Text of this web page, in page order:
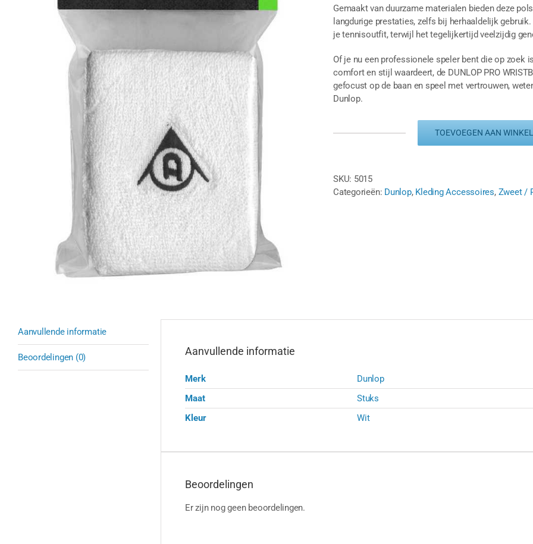
Gemaakt van duurzame materialen bieden deze
langdurige prestaties, zelfs bij herhaaldelijk
je tennisoutfit, terwijl het tegelijkertijd veelzijdig
Of je nu een professionele speler bent die op zoek
comfort en stijl waardeert, de DUNLOP PRO
gefocust op de baan en speel met vertrouwen,
Dunlop.
(2
STUKS)
TOEVOEGEN AAN
SKU: 5015
Categorieën: Dunlop, Kleding Accessoires, Zweet /
Aanvullende informatie
Beoordelingen (0) Aanvullende informatie
Merk
Dunlop
Maat
Stuks
Kleur
Wit
Beoordelingen
Er zijn nog geen beoordelingen.